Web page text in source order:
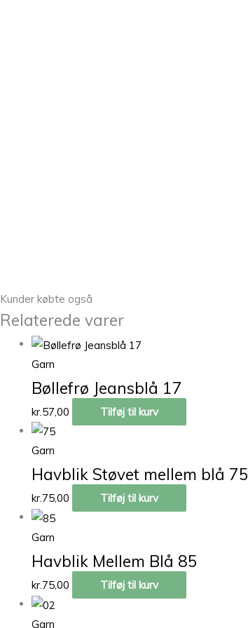
Kunder købte også
Relaterede varer
Garn
Bøllefrø Jeansblå 17
kr. 57,00 Tilføj til kurv
Garn
Havblik Støvet mellem blå 75
kr.75,00 Tilføj til kurv
Garn
Havblik Mellem Blå 85
kr.75,00 Tilføj til kurv
Garn